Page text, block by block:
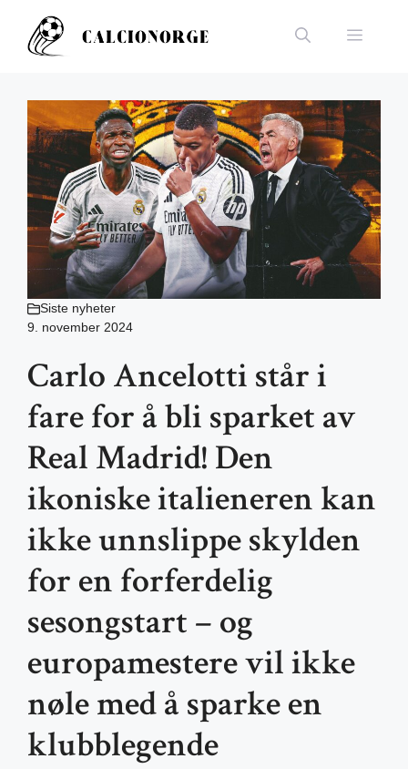
innhold
Meny
Siste nyheter
9. november 2024
Carlo Ancelotti står i
fare for å bli sparket av
Real Madrid! Den
ikoniske italieneren kan
ikke unnslippe skylden
for en forferdelig
sesongstart – og
europamestere vil ikke
nøle med å sparke en
klubblegende